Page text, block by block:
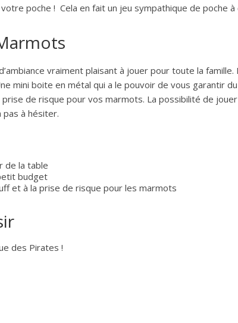
poche ! Cela en fait un jeu sympathique de poche
vraiment plaisant à jouer pour toute la
mini boite en métal qui a le pouvoir de vous garantir
de risque pour vos marmots. La possibilité de
pas à hésiter.
de la table
budget
et à la prise de risque pour les marmots
des Pirates !